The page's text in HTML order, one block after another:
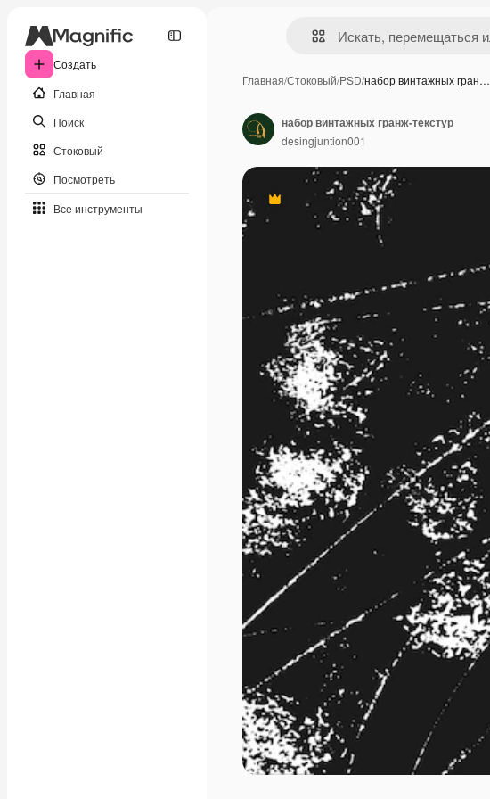
Создать
Главная
Поиск
Стоковый
Посмотреть
Все инструменты
Главная/Стоковый/PSD/набор винтажных гран…
Премиум
набор винтажных гранж-текстур
desingjuntion001